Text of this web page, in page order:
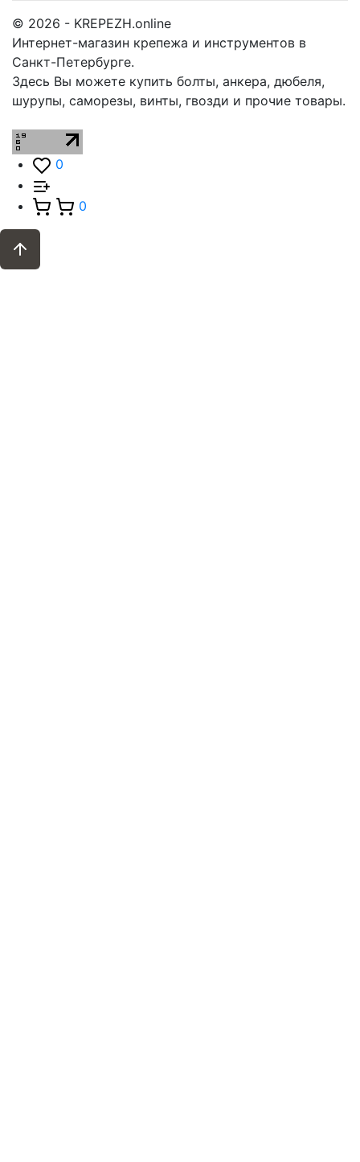
© 2026 - KREPEZH.online
Интернет-магазин крепежа и инструментов в
Санкт-Петербурге.
Здесь Вы можете купить болты, анкера, дюбеля,
шурупы, саморезы, винты, гвозди и прочие товары.
0
0